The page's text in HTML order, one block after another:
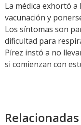
La médica exhortó a
vacunación y
Los síntomas son
dificultad para
Pírez instó a no
si comienzan con
Relacionadas